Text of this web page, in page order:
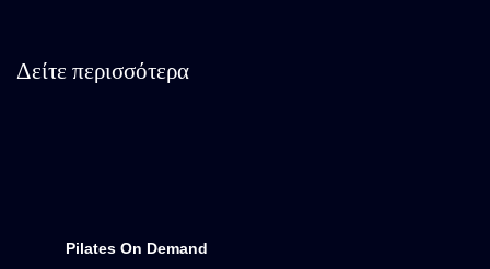
Δείτε περισσότερα
Pilates On Demand